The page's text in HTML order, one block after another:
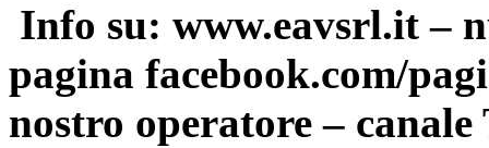
Info su: www.eavsrl.it –
pagina facebook.com/
nostro operatore –